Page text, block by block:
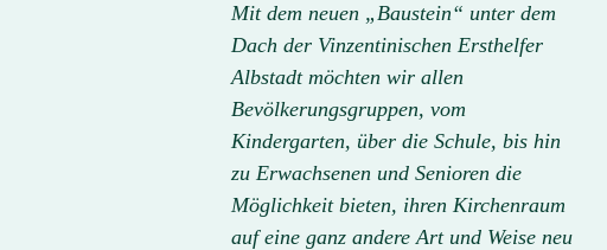
Mit dem neuen „Baustein“ unter dem
Dach der Vinzentinischen Ersthelfer
Albstadt möchten wir allen
Bevölkerungsgruppen, vom
Kindergarten, über die Schule, bis hin
zu Erwachsenen und Senioren die
Möglichkeit bieten, ihren Kirchenraum
auf eine ganz andere Art und Weise neu